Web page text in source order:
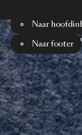
Naar
Naar footer
Menu